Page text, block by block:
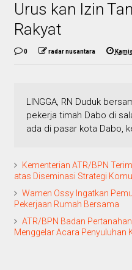
Urus kan Izin
Rakyat
0 radar nusantara
LINGGA, RN Duduk
pekerja timah Dabo di
ada di pasar kota Dabo,
Kementerian ATR/BPN
atas Diseminasi Strategi
Wamen Ossy Ingatkan
Pekerjaan Rumah Bersama
ATR/BPN Badan
Menggelar Acara Penyuluhan